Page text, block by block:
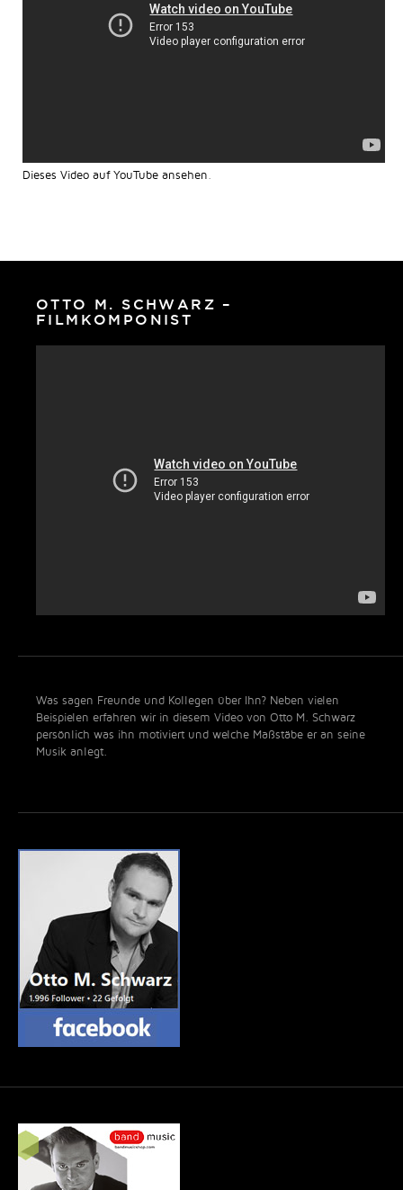
Dieses Video auf YouTube ansehen.
OTTO M. SCHWARZ –
FILMKOMPONIST
Was sagen Freunde und Kollegen über Ihn? Neben vielen
Beispielen erfahren wir in diesem Video von Otto M. Schwarz
persönlich was ihn motiviert und welche Maßstäbe er an seine
Musik anlegt.